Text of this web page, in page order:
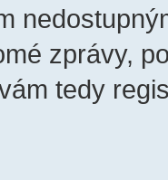
zprávy,
tedy